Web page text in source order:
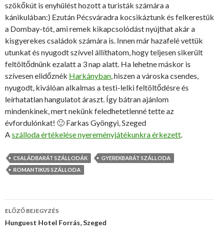
szökőkút is enyhülést hozott a turisták számára a
kánikulában:) Ezután Pécsváradra kocsikáztunk és felkerestük
a Dombay-tót, ami remek kikapcsolódást nyújthat akár a
kisgyerekes családok számára is. Innen már hazafelé vettük
utunkat és nyugodt szívvel állíthatom, hogy teljesen sikerült
feltöltődnünk ezalatt a 3 nap alatt. Ha lehetne máskor is
szívesen elidőznék Harkányban, hiszen a városka csendes,
nyugodt, kiválóan alkalmas a testi-lelki feltöltődésre és
leírhatatlan hangulatot áraszt. Így bátran ajánlom
mindenkinek, mert nekünk feledhetetlenné tette az
évfordulónkat! 🙂 Farkas Gyöngyi, Szeged
Aszálloda értékelése nyereményjátékunkra érkezett.
CSALÁDBARÁT SZÁLLODÁK
GYEREKBARÁT SZÁLLODA
ROMANTIKUS SZÁLLODA
Bejegyzés
ELŐZŐ BEJEGYZÉS
Hunguest Hotel Forrás, Szeged